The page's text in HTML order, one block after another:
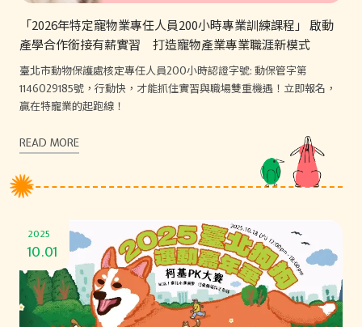
「2026年特定寵物業專任人員200小時專業訓練課程」 啟動
產學合作銜接有薪實習 打造寵物產業專業職涯新模式
臺北市動物保護處核定專任人員200小時認證字號: 動保管字第
1146029185號，行動快，才能抓住實習與職場雙重機遇！立即報名，
贏在特寵業的起跑線！
READ MORE
2025
10.01